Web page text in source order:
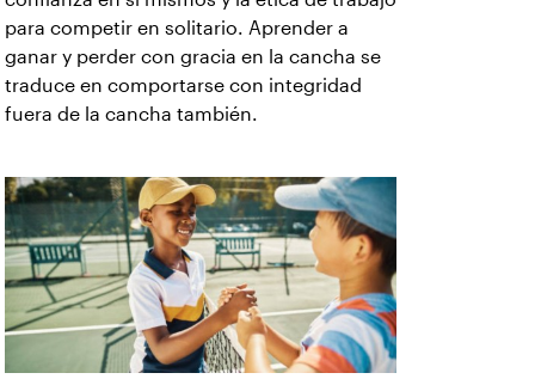
para competir en solitario. Aprender a
ganar y perder con gracia en la cancha se
traduce en comportarse con integridad
fuera de la cancha también.